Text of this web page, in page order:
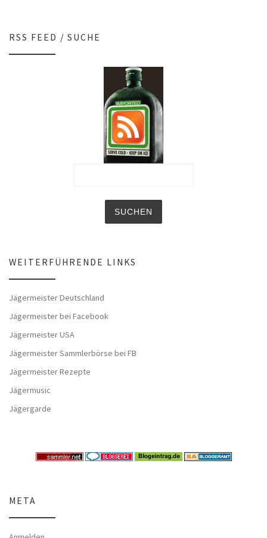
RSS FEED / SUCHE
WEITERFÜHRENDE LINKS
Jägermeister Deutschland
Jägermeister bei Facebook
Jägermeister USA
Jägermeister Sammlerbörse bei FB
Jägermeister Rezepte
Jägermusic
Jägergarde
META